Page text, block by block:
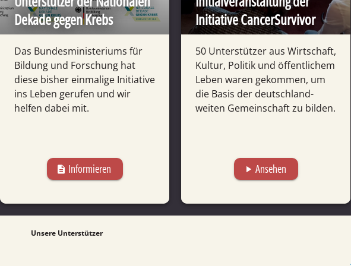
Dekade gegen Krebs
Das Bundes­ministeriums für
Bildung und Forschung hat
diese bisher einmalige Initiative
ins Leben gerufen und wir
helfen dabei mit.
description Informieren
Initiative CancerSurvivor
50 Unter­stützer aus Wirtschaft,
Kultur, Politik und öffentlichem
Leben waren gekommen, um
die Basis der deutsch­land­
weiten Gemeinschaft zu bilden.
play_arrow Ansehen
Unsere Unterstützer